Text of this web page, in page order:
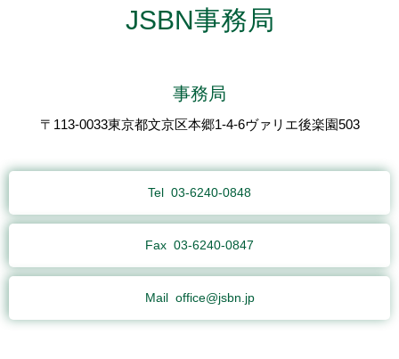
JSBN事務局
事務局
〒113-0033東京都文京区本郷1-4-6ヴァリエ後楽園503
Tel 03-6240-0848
Fax 03-6240-0847
Mail office@jsbn.jp